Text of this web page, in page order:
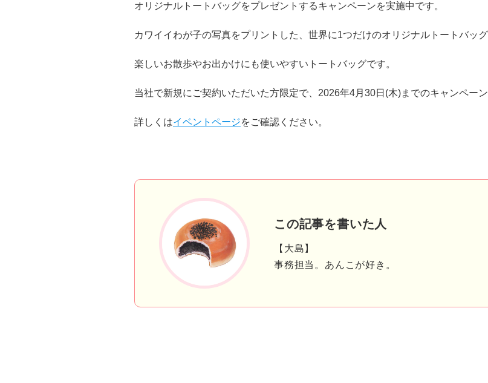
オリジナルトートバッグをプレゼントするキャンペーンを実施中です。
カワイイわが子の写真をプリントした、世界に1つだけのオリジナルトートバッグ
楽しいお散歩やお出かけにも使いやすいトートバッグです。
当社で新規にご契約いただいた方限定で、2026年4月30日(木)までのキャンペーン
詳しくはイベントページをご確認ください。
この記事を書いた人
【大島】
事務担当。あんこが好き。